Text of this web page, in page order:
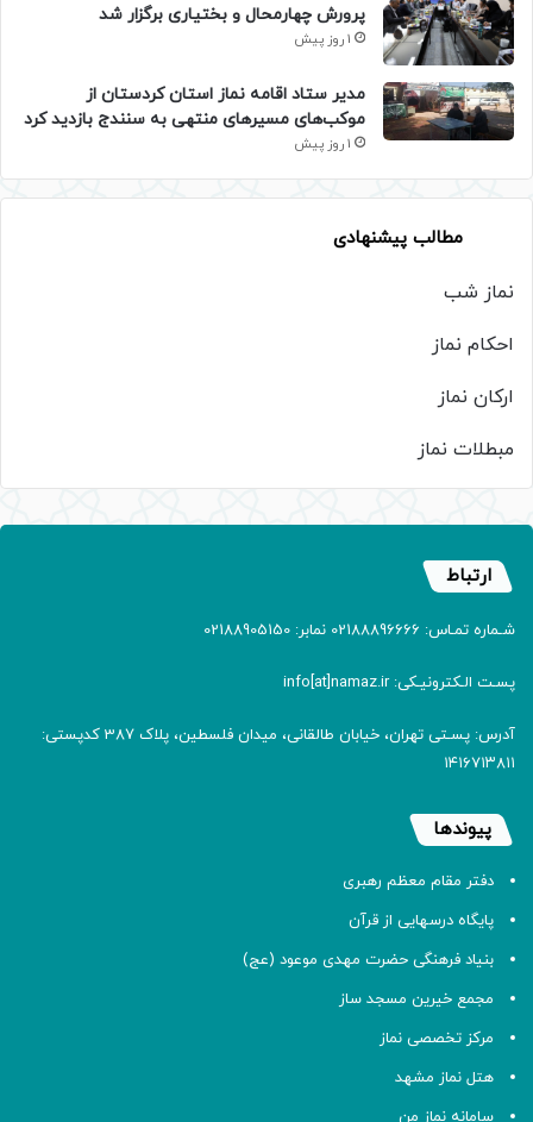
پرورش چهارمحال و بختیاری برگزار شد
1 روز پیش
مدیر ستاد اقامه نماز استان کردستان از
موکب‌های مسیرهای منتهی به سنندج بازدید کرد
1 روز پیش
مطالب پیشنهادی
نماز شب
احکام نماز
ارکان نماز
مبطلات نماز
ارتباط
شـماره تمـاس: 02188896666 نمابر: 02188905150
پسـت الـکترونیـکی: info[at]namaz.ir
آدرس: پسـتی تهران، خیابان طالقانی، میدان فلسطین، پلاک 387 کدپستی:
۱۴۱۶۷۱۳۸۱۱
پیوندها
دفتر مقام معظم رهبری
پایگاه درسهایی از قرآن
بنیاد فرهنگی حضرت مهدی موعود (عج)
مجمع خیرین مسجد ساز
مرکز تخصصی نماز
هتل نماز مشهد
سامانه نماز من